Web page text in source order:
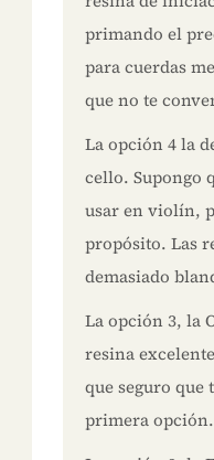
primando el
para cuerdas
que no te
La opción 4 la
cello. Supongo
usar en violín,
propósito. Las
demasiado
La opción 3, la
resina
que seguro que
primera opción.